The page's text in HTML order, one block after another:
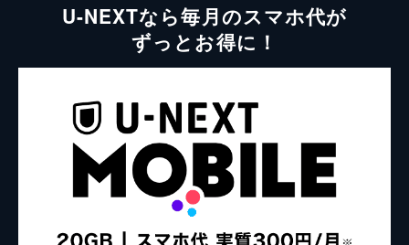
U-NEXTなら毎月のスマホ代が
ずっとお得に！